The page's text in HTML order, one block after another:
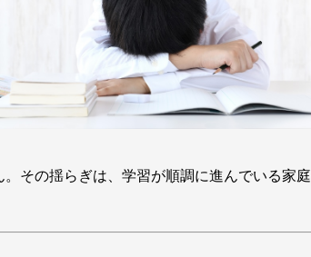
その揺らぎは、学習が順調に進んでいる家庭